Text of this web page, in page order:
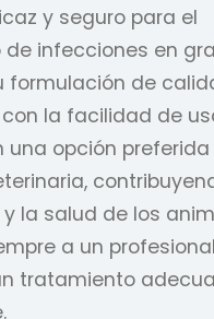
y seguro para el
infecciones en
formulación de
la facilidad de
una opción preferida
la salud de los
a un
tratamiento